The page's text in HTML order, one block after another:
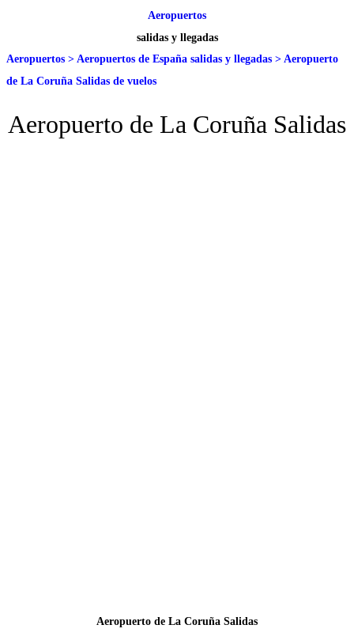
Aeropuertos
salidas y llegadas
Aeropuertos > Aeropuertos de España salidas y llegadas > Aeropuerto
de La Coruña Salidas de vuelos
Aeropuerto de La Coruña Salidas
Aeropuerto de La Coruña Salidas